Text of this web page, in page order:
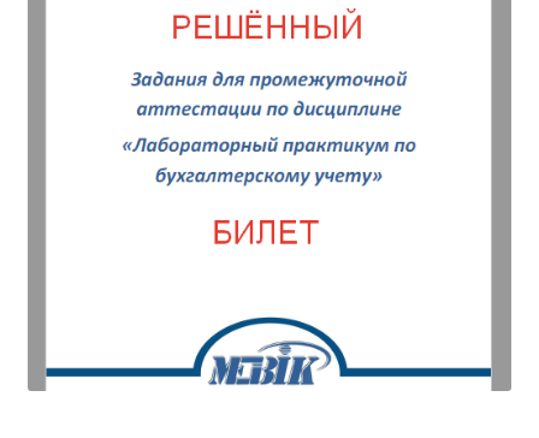
38.03.04 Государственное и муниципальное
управление 3,5 года (Бакалавриат)
38.03.04 Государственное и муниципальное
управление 5 лет
управление 2,5 года (Магистратура)